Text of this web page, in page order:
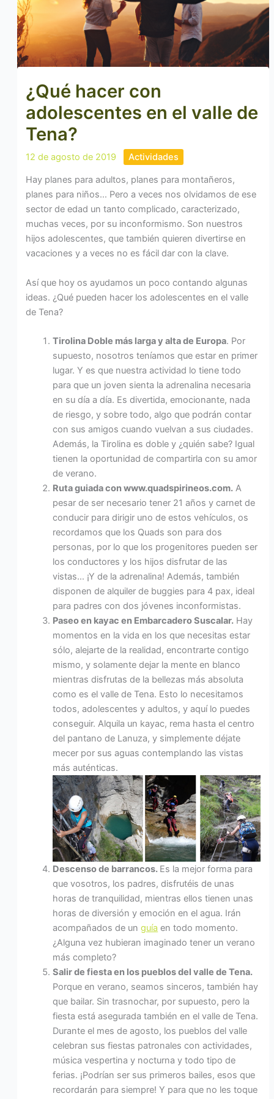
¿Qué hacer con
adolescentes en el valle de
Tena?
12 de agosto de 2019 Actividades
Hay planes para adultos, planes para montañeros,
planes para niños… Pero a veces nos olvidamos de ese
sector de edad un tanto complicado, caracterizado,
muchas veces, por su inconformismo. Son nuestros
hijos adolescentes, que también quieren divertirse en
vacaciones y a veces no es fácil dar con la clave.
Así que hoy os ayudamos un poco contando algunas
ideas. ¿Qué pueden hacer los adolescentes en el valle
de Tena?
Tirolina Doble más larga y alta de Europa. Por
supuesto, nosotros teníamos que estar en primer
lugar. Y es que nuestra actividad lo tiene todo
para que un joven sienta la adrenalina necesaria
en su día a día. Es divertida, emocionante, nada
de riesgo, y sobre todo, algo que podrán contar
con sus amigos cuando vuelvan a sus ciudades.
Además, la Tirolina es doble y ¿quién sabe? Igual
tienen la oportunidad de compartirla con su amor
de verano.
Ruta guiada con www.quadspirineos.com. A
pesar de ser necesario tener 21 años y carnet de
conducir para dirigir uno de estos vehículos, os
recordamos que los Quads son para dos
personas, por lo que los progenitores pueden ser
los conductores y los hijos disfrutar de las
vistas… ¡Y de la adrenalina! Además, también
disponen de alquiler de buggies para 4 pax, ideal
para padres con dos jóvenes inconformistas.
Paseo en kayac en Embarcadero Suscalar. Hay
momentos en la vida en los que necesitas estar
sólo, alejarte de la realidad, encontrarte contigo
mismo, y solamente dejar la mente en blanco
mientras disfrutas de la bellezas más absoluta
como es el valle de Tena. Esto lo necesitamos
todos, adolescentes y adultos, y aquí lo puedes
conseguir. Alquila un kayac, rema hasta el centro
del pantano de Lanuza, y simplemente déjate
mecer por sus aguas contemplando las vistas
más auténticas.
Descenso de barrancos. Es la mejor forma para
que vosotros, los padres, disfrutéis de unas
horas de tranquilidad, mientras ellos tienen unas
horas de diversión y emoción en el agua. Irán
acompañados de unguía en todo momento.
¿Alguna vez hubieran imaginado tener un verano
más completo?
Salir de fiesta en los pueblos del valle de Tena.
Porque en verano, seamos sinceros, también hay
que bailar. Sin trasnochar, por supuesto, pero la
fiesta está asegurada también en el valle de Tena.
Durante el mes de agosto, los pueblos del valle
celebran sus fiestas patronales con actividades,
música vespertina y nocturna y todo tipo de
ferias. ¡Podrían ser sus primeros bailes, esos que
recordarán para siempre! Y para que no les toque